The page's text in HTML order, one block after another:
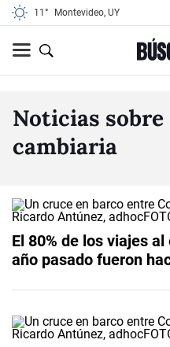
11° Montevideo, UY
Noticias
cambiaria
El 80% de los viajes
año pasado fueron